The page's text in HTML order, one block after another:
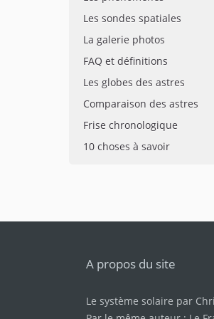
Les sondes spatiales
La galerie photos
FAQ et définitions
Les globes des astres
Comparaison des astres
Frise chronologique
10 choses à savoir
A propos du site
Le système solaire par